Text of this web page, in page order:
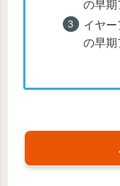
の早期
イヤ
の早期